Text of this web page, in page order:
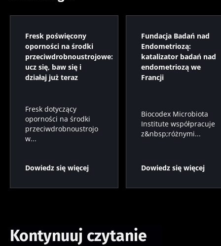
Fresk poświęcony
oporności na środki
przeciwdrobnoustrojowe:
ucz się, baw się i
działaj już teraz
Fresk dotyczący
oporności na środki
przeciwdrobnoustrojo
w...
Dowiedz się więcej
Fundacja Badań nad
Endometriozą:
katalizator badań nad
endometriozą we
Francji
Biocodex Microbiota
Institute współpracuje
z&nbsp;różnymi...
Dowiedz się więcej
Kontynuuj czytanie